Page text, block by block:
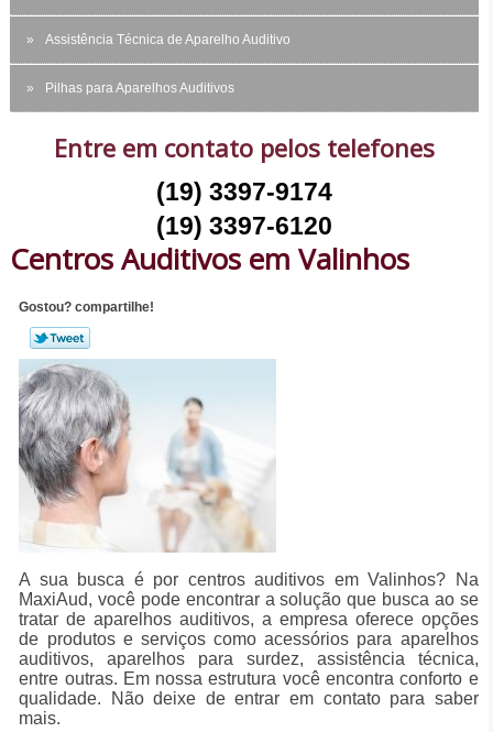
Assistência Técnica de Aparelho Auditivo
Pilhas para Aparelhos Auditivos
Entre em contato pelos telefones
(19) 3397-9174
(19) 3397-6120
Centros Auditivos em Valinhos
Gostou? compartilhe!
A sua busca é por centros auditivos em Valinhos? Na
MaxiAud, você pode encontrar a solução que busca ao se
tratar de aparelhos auditivos, a empresa oferece opções
de produtos e serviços como acessórios para aparelhos
auditivos, aparelhos para surdez, assistência técnica,
entre outras. Em nossa estrutura você encontra conforto e
qualidade. Não deixe de entrar em contato para saber
mais.